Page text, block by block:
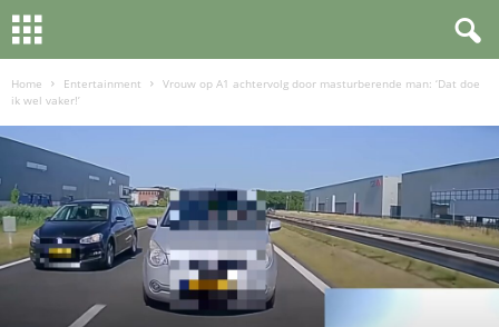
Home Entertainment
Vrouw op A1 achtervolg door masturberende man: ‘Dat doe
ik wel vaker!’